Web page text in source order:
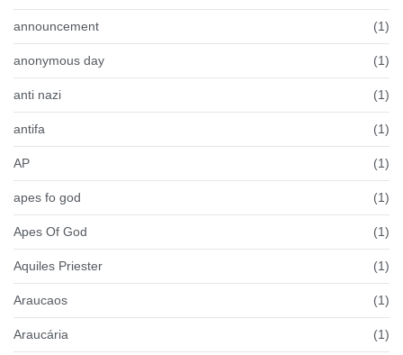
announcement (1)
anonymous day (1)
anti nazi (1)
antifa (1)
AP (1)
apes fo god (1)
Apes Of God (1)
Aquiles Priester (1)
Araucaos (1)
Araucária (1)